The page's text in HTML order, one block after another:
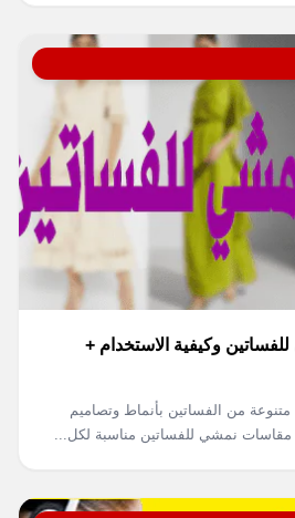
وكيفية الاستخدام +
من الفساتين بأنماط وتصاميم
مقاسات نمشي للفساتين مناسبة لكل...